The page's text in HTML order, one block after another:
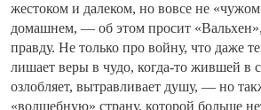
жестоком и далеком, но вовсе не
домашнем, — об этом просит «Вальхен»,
правду. Не только про войну, что даже
лишает веры в чудо, когда-то жившей в
озлобляет, вытравливает душу, — но
«волшебную» страну, которой больше